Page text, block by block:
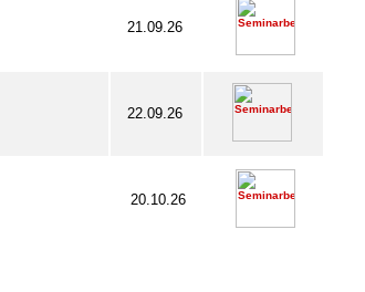
21.09.26
22.09.26
20.10.26